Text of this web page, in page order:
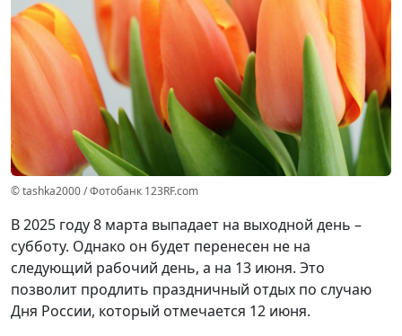
© tashka2000 / Фотобанк 123RF.com
В 2025 году 8 марта выпадает на выходной день –
субботу. Однако он будет перенесен не на
следующий рабочий день, а на 13 июня. Это
позволит продлить праздничный отдых по случаю
Дня России, который отмечается 12 июня.